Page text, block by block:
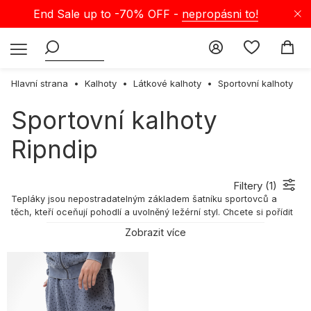
End Sale up to -70% OFF - nepropásni to!
Hlavní strana Kalhoty Látkové kalhoty Sportovní kalhoty
Sportovní kalhoty
Ripndip
Filtery (1)
Tepláky jsou nepostradatelným základem šatníku sportovců a
těch, kteří oceňují pohodlí a uvolněný ležérní styl. Chcete si pořídit
na správném místě! V obchodě Selectshop najdete teplákové
kalhoty od nejlepších streetwearových značek. Připravte se na
nákup a přečtěte si, jaké ultrapohodlné teplákové kalhoty pro vás
budou tou nejlepší volbou.
Teplákové kalhoty - vlastnosti
Zobrazit více